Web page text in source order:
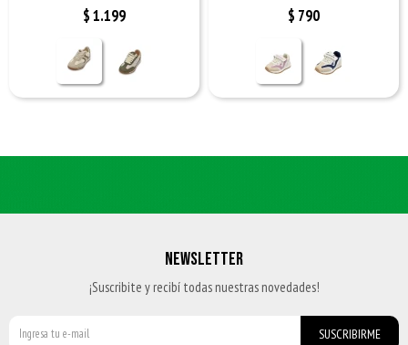
$1.199 $ 790
NEWSLETTER
¡Suscribite y recibí todas nuestras novedades!
SUSCRIBIRME